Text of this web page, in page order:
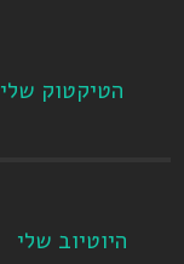
הטיקטוק שלי
היוטיוב שלי